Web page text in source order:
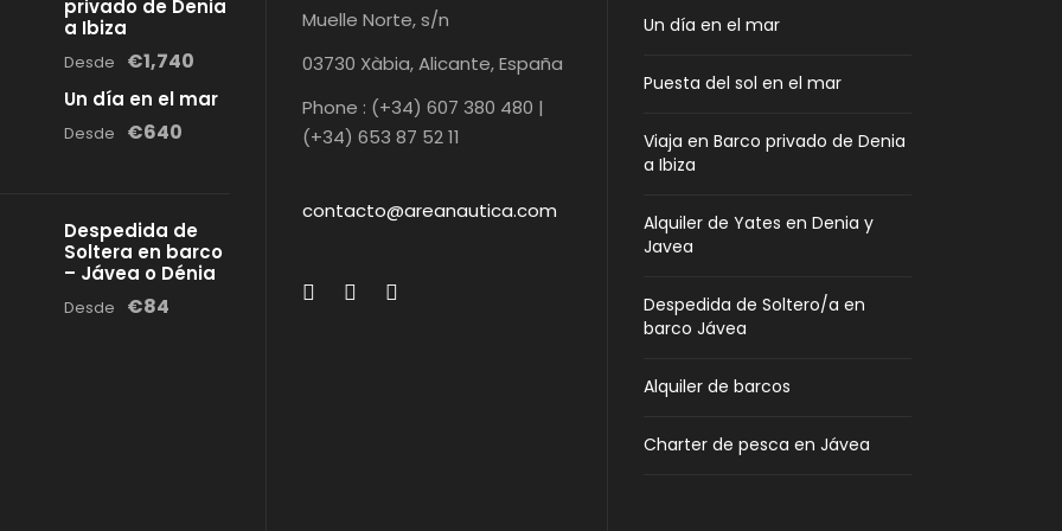
privado de Denia
a Ibiza
Desde €1,740
Un día en el mar
Desde €640
Despedida de
Soltera en barco
– Jávea o Dénia
Desde €84
Muelle Norte, s/n
03730 Xàbia, Alicante, España
Phone : (+34) 607 380 480 |
(+34) 653 87 52 11
contacto@areanautica.com
Un día en el mar
Puesta del sol en el mar
Viaja en Barco privado de Denia
a Ibiza
Alquiler de Yates en Denia y
Javea
Despedida de Soltero/a en
barco Jávea
Alquiler de barcos
Charter de pesca en Jávea